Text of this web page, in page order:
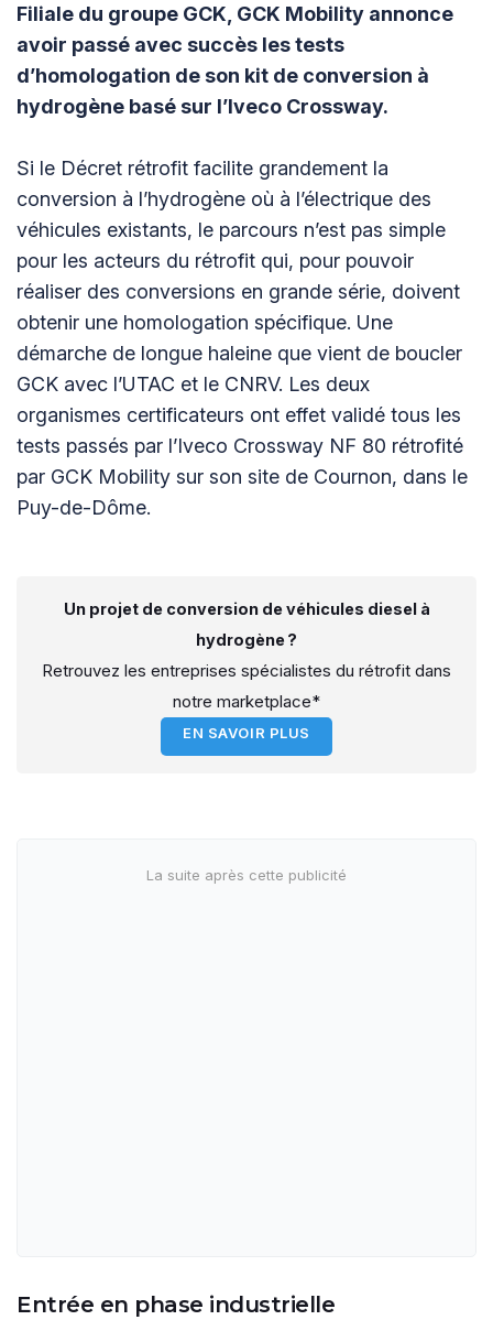
Filiale du groupe GCK, GCK Mobility annonce
avoir passé avec succès les tests
d’homologation de son kit de conversion à
hydrogène basé sur l’Iveco Crossway.
Si le Décret rétrofit facilite grandement la
conversion à l’hydrogène où à l’électrique des
véhicules existants, le parcours n’est pas simple
pour les acteurs du rétrofit qui, pour pouvoir
réaliser des conversions en grande série, doivent
obtenir une homologation spécifique. Une
démarche de longue haleine que vient de boucler
GCK avec l’UTAC et le CNRV. Les deux
organismes certificateurs ont effet validé tous les
tests passés par l’Iveco Crossway NF 80 rétrofité
par GCK Mobility sur son site de Cournon, dans le
Puy-de-Dôme.
Un projet de conversion de véhicules diesel à
hydrogène ?
Retrouvez les entreprises spécialistes du rétrofit dans
notre marketplace*
EN SAVOIR PLUS
Entrée en phase industrielle